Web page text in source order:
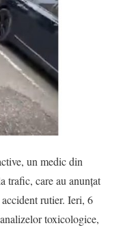
un medic din
trafic, care au anunțat
rutier. Ieri, 6
toxicologice,